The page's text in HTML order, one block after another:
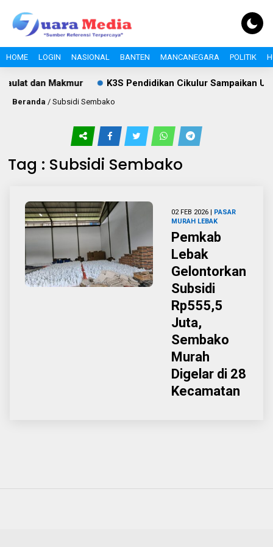
HOME LOGIN NASIONAL BANTEN MANCANEGARA POLITIK
dan Makmur K3S Pendidikan Cikulur Sampaikan
Beranda / Subsidi Sembako
Tag : Subsidi Sembako
02 FEB 2026 | PASAR
MURAH LEBAK
Pemkab
Lebak
Gelontorkan
Subsidi
Rp555,5
Juta,
Sembako
Murah
Digelar di 28
Kecamatan